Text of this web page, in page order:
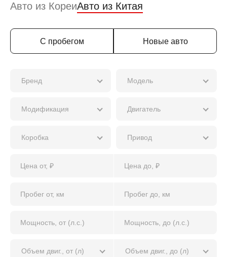
Авто из КореиАвто из Китая
С пробегом Новые авто
Бренд Модель
Двигатель
Коробка Привод
Модификация
Объем двиг., от (л) Объем двиг., до (л)